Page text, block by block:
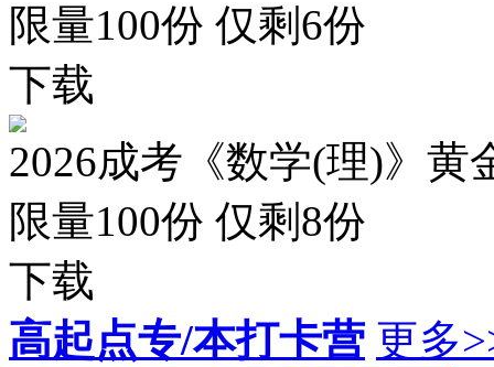
限量100份 仅剩 6份
下载
2026成考《数学(理)》黄
限量100份 仅剩 8份
下载
高起点专/本打卡营 更多